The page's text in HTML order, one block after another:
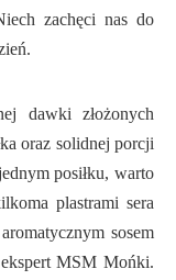
zachęci nas do
dawki złożonych
oraz solidnej porcji
posiłku, warto
plastrami sera
sosem
MSM Mońki.